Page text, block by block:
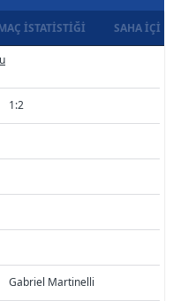
İSTATISTIĞI SAHA İÇI
1:2
Gabriel Martinelli